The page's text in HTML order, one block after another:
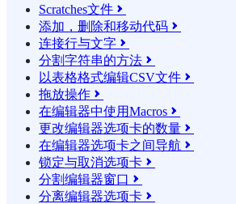
Scratches文件 
添加，删除和移动代码 
连接行与文字 
分割字符串的方法 
以表格格式编辑CSV文件 
拖放操作 
在编辑器中使用Macros 
更改编辑器选项卡的数量 
在编辑器选项卡之间导航 
锁定与取消选项卡 
分割编辑器窗口 
分离编辑器选项卡 